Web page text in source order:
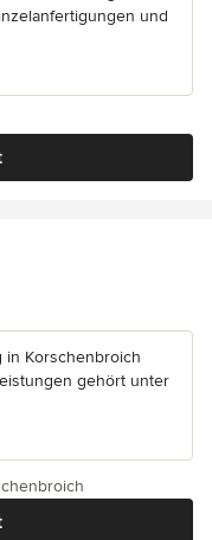
und
Sternen
in Korschenbroich
gehört unter